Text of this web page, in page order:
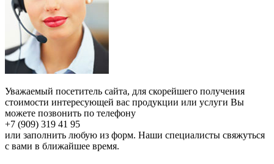
Уважаемый посетитель сайта, для скорейшего получения
стоимости интересующей вас продукции или услуги Вы
можете позвонить по телефону
+7 (909) 319 41 95
или заполнить любую из форм. Наши специалисты свяжуться
с вами в ближайшее время.